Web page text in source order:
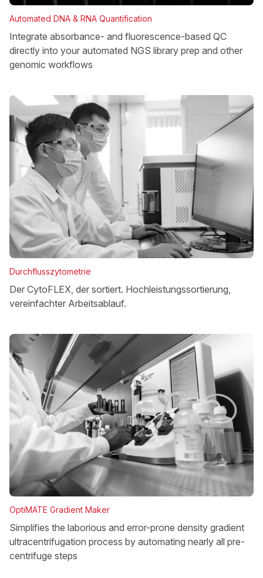
Automated DNA & RNA Quantification
Integrate absorbance- and fluorescence-based QC
directly into your automated NGS library prep and other
genomic workflows
Durchflusszytometrie
Der CytoFLEX, der sortiert. Hochleistungssortierung,
vereinfachter Arbeitsablauf.
OptiMATE Gradient Maker
Simplifies the laborious and error-prone density gradient
ultracentrifugation process by automating nearly all pre-
centrifuge steps